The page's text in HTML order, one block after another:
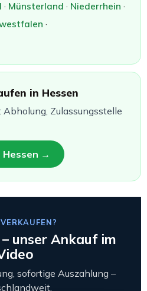
· Münsterland · Niederrhein ·
·
in Hessen
Zulassungsstelle
Hessen →
unser Ankauf im
sofortige Auszahlung –